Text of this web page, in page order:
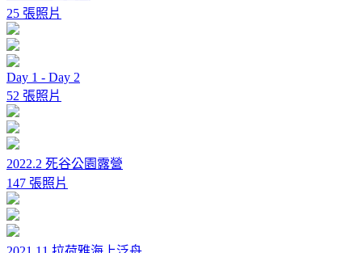
25 張照片
Day 1 - Day 2
52 張照片
2022.2 死谷公園露營
147 張照片